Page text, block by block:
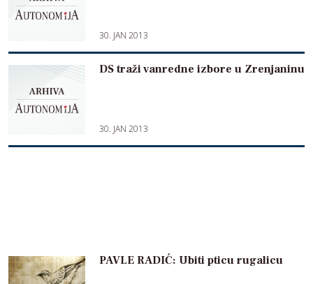
30. JAN 2013
DS traži vanredne izbore u Zrenjaninu
30. JAN 2013
PAVLE RADIĆ: Ubiti pticu rugalicu